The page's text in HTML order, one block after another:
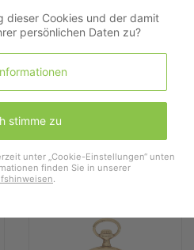
dieser Cookies und der damit
persönlichen Daten zu?
stimme zu
unter „Cookie-Einstellungen“ unten
finden Sie in unserer
.